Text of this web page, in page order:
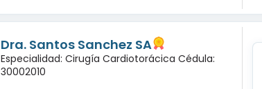
Dra. Santos Sanchez SA
Especialidad: Cirugía Cardiotorácica Cédula:
30002010